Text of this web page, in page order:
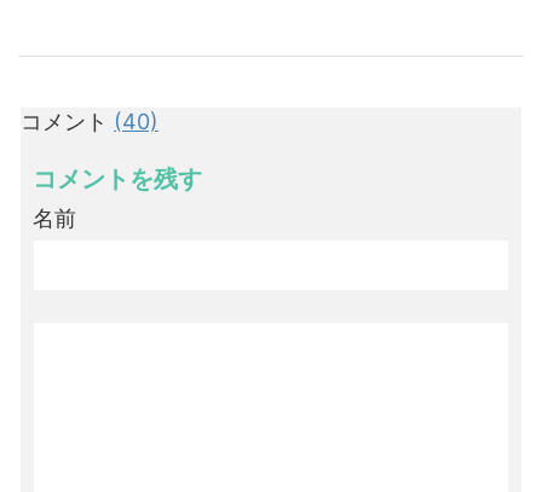
コメント (40)
コメントを残す
名前